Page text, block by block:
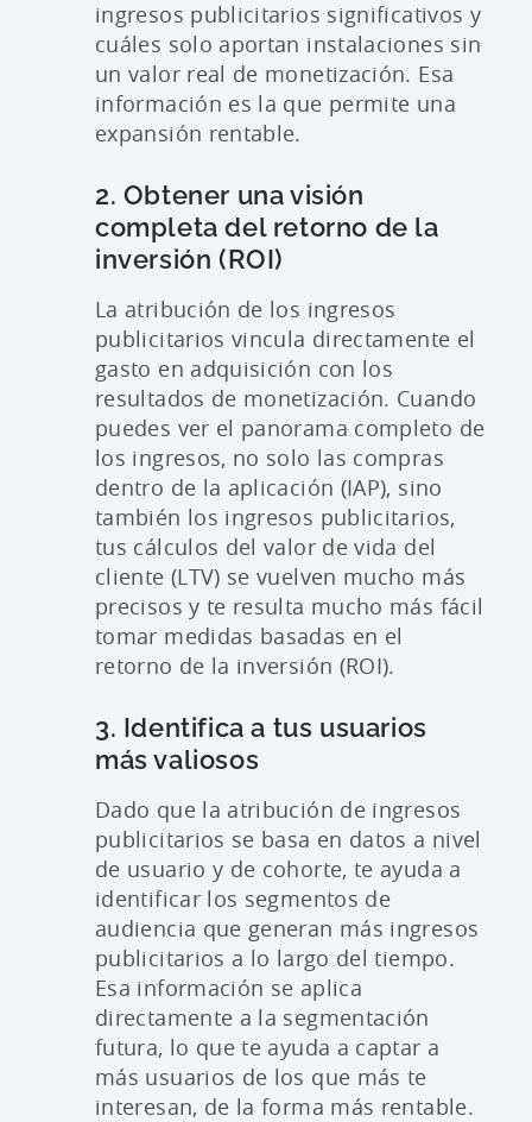
ingresos publicitarios significativos y
cuáles solo aportan instalaciones sin
un valor real de monetización. Esa
información es la que permite una
expansión rentable.
2. Obtener una visión
completa del retorno de la
inversión (ROI)
La atribución de los ingresos
publicitarios vincula directamente el
gasto en adquisición con los
resultados de monetización. Cuando
puedes ver el panorama completo de
los ingresos, no solo las compras
dentro de la aplicación (IAP), sino
también los ingresos publicitarios,
tus cálculos del valor de vida del
cliente (LTV) se vuelven mucho más
precisos y te resulta mucho más fácil
tomar medidas basadas en el
retorno de la inversión (ROI).
3. Identifica a tus usuarios
más valiosos
Dado que la atribución de ingresos
publicitarios se basa en datos a nivel
de usuario y de cohorte, te ayuda a
identificar los segmentos de
audiencia que generan más ingresos
publicitarios a lo largo del tiempo.
Esa información se aplica
directamente a la segmentación
futura, lo que te ayuda a captar a
más usuarios de los que más te
interesan, de la forma más rentable.